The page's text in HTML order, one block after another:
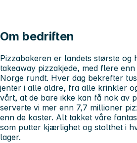
Om bedriften
Pizzabakeren er landets største og
takeaway pizzakjede, med flere
Norge rundt. Hver dag bekrefter
jenter i alle aldre, fra alle krinkler
vårt, at de bare ikke kan få nok av
serverte vi mer enn 7,7 millioner
enn de koster. Alt takket våre
som putter kjærlighet og stolthet i
lager.